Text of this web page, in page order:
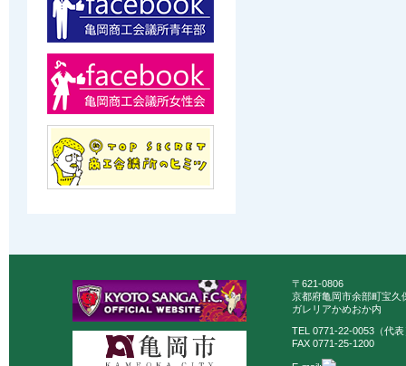
〒621-0806
京都府亀岡市余部町宝久
ガレリアかめおか内
TEL 0771-22-0053（代表
FAX 0771-25-1200